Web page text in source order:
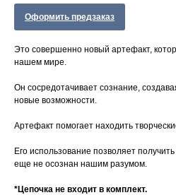
Оформить предзаказ
Это совершенно новый артефакт,
нашем мире.
Он сосредотачивает сознание,
новые возможности.
Артефакт помогает находить
Его использование позволяет
еще не осознан нашим разумом.
*Цепочка не входит в комплект.